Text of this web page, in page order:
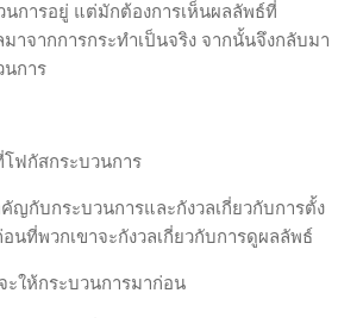
นการอยู่ แต่มักต้องการเห็นผลลัพธ์ที่
าจากการกระทำเป็นจริง จากนั้นจึงกลับมา
นการ
ฟกัสกระบวนการ
ญกับกระบวนการและกังวลเกี่ยวกับการตั้ง
อนที่พวกเขาจะกังวลเกี่ยวกับการดูผลลัพธ์
ให้กระบวนการมาก่อน